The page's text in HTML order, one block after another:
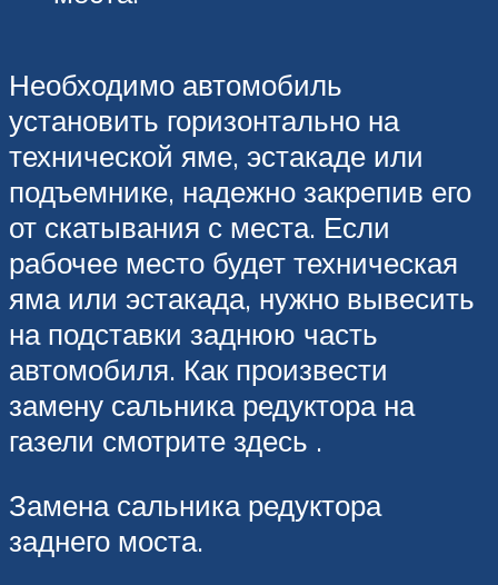
Необходимо автомобиль
установить горизонтально на
технической яме, эстакаде или
подъемнике, надежно закрепив его
от скатывания с места. Если
рабочее место будет техническая
яма или эстакада, нужно вывесить
на подставки заднюю часть
автомобиля. Как произвести
замену сальника редуктора на
газели смотрите здесь .
Замена сальника редуктора
заднего моста.